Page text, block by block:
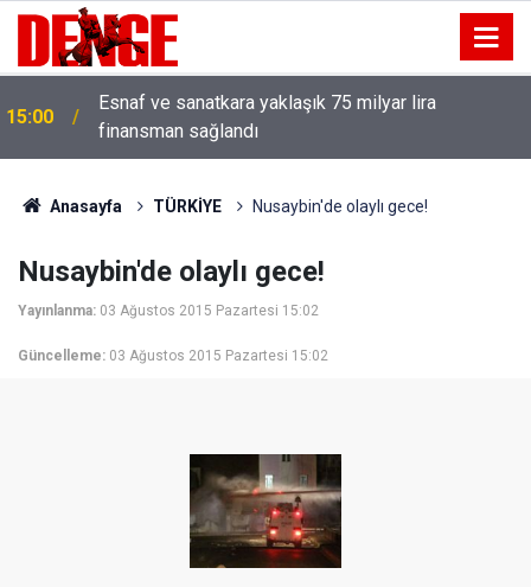
13:00 Kırtasiye sektöründe okula dönüş mesaisi başladı
Anasayfa TÜRKİYE Nusaybin'de olaylı gece!
Nusaybin'de olaylı gece!
Yayınlanma: 03 Ağustos 2015 Pazartesi 15:02
Güncelleme: 03 Ağustos 2015 Pazartesi 15:02